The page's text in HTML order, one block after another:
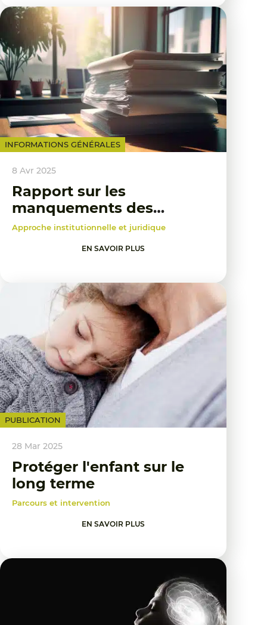
INFORMATIONS GÉNÉRALES
8 Avr 2025
Rapport sur les
manquements des
politiques publiques de
Approche institutionnelle et juridique
EN SAVOIR PLUS
PUBLICATION
28 Mar 2025
Protéger l'enfant sur le
long terme
Parcours et intervention
EN SAVOIR PLUS